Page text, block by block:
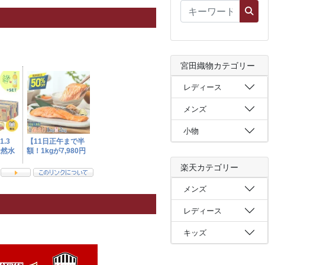
宮田織物カテゴリー
レディース
メンズ
小物
楽天カテゴリー
メンズ
レディース
キッズ